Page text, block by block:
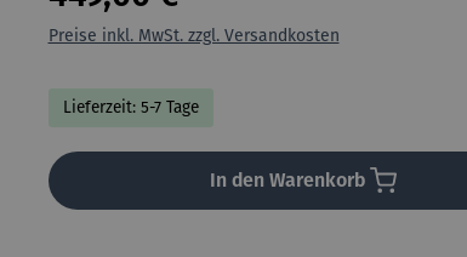
Preise inkl. MwSt. zzgl. Versandkosten
Lieferzeit: 5-7 Tage
In den Warenkorb